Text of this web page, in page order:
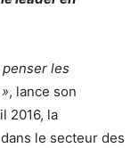
penser les
, lance son
2016, la
le secteur des